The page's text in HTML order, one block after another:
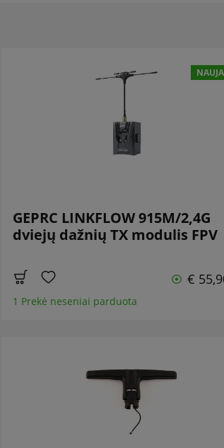
GEPRC LINKFLOW 915M/2,4G
dviejų dažnių TX modulis FPV
€
1 Prekė neseniai parduota